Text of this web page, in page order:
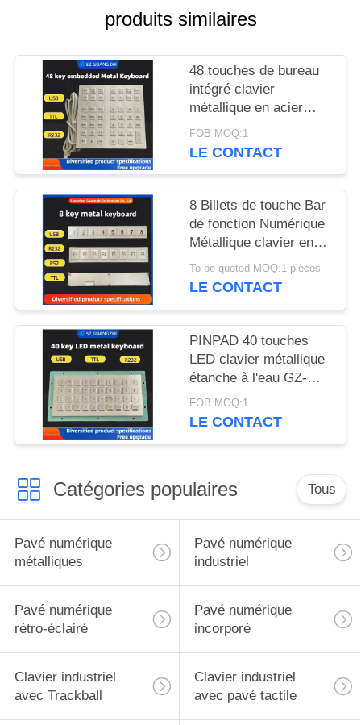
PRIVACY
POLICY
produits similaires
48 touches de bureau
intégré clavier
métallique en acier
inoxydable interface
USB GZ-B035013
FOB MOQ:1
LE CONTACT
8 Billets de touche Bar
de fonction Numérique
Métallique clavier en
acier inoxydable 304
Side Key Pinpad
To be quoted MOQ:1 pièces
LE CONTACT
PINPAD 40 touches
LED clavier métallique
étanche à l'eau GZ-
C001055 R232
interface
FOB MOQ:1
LE CONTACT
Catégories populaires Tous
Pavé numérique
métalliques
Pavé numérique
industriel
Pavé numérique
rétro-éclairé
Pavé numérique
incorporé
Clavier industriel
avec Trackball
Clavier industriel
avec pavé tactile